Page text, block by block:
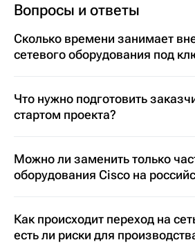
Вопросы и ответы
Сколько времени занимает
сетевого оборудования под
Что нужно подготовить
стартом проекта?
Можно ли заменить только
оборудования Cisco на
Как происходит переход на
есть ли риски для